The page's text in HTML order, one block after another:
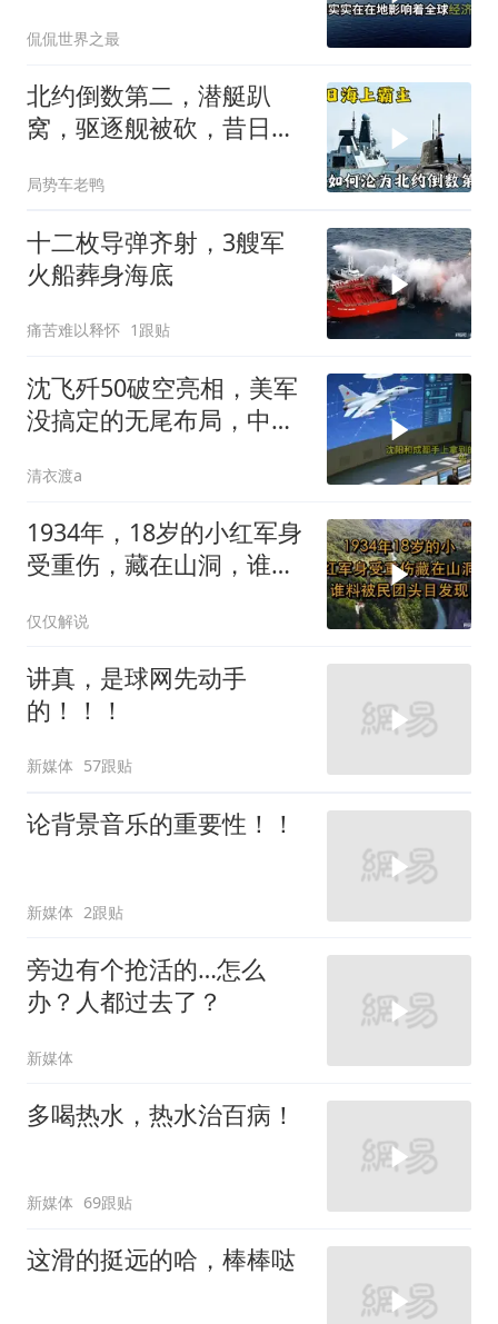
侃侃世界之最
北约倒数第二，潜艇趴
窝，驱逐舰被砍，昔日的
局势车老鸭
十二枚导弹齐射，3艘军
火船葬身海底
痛苦难以释怀 1跟贴
沈飞歼50破空亮相，美军
没搞定的无尾布局，中国
清衣渡a
1934年，18岁的小红军身
受重伤，藏在山洞，谁料
仅仅解说
讲真，是球网先动手
的！！！
新媒体 57跟贴
论背景音乐的重要性！！
新媒体 2跟贴
旁边有个抢活的…怎么
办？人都过去了？
新媒体
多喝热水，热水治百病！
新媒体 69跟贴
这滑的挺远的哈，棒棒哒